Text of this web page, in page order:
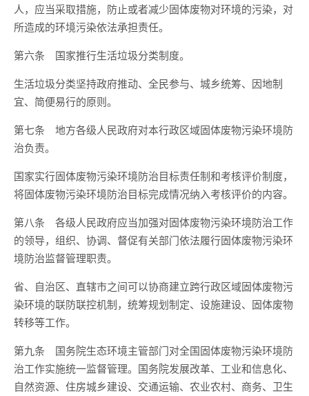
人，应当采取措施，防止或者减少固体废物对环境的污染，对
所造成的环境污染依法承担责任。
第六条 国家推行生活垃圾分类制度。
生活垃圾分类坚持政府推动、全民参与、城乡统筹、因地制
宜、简便易行的原则。
第七条 地方各级人民政府对本行政区域固体废物污染环境防
治负责。
国家实行固体废物污染环境防治目标责任制和考核评价制度，
将固体废物污染环境防治目标完成情况纳入考核评价的内容。
第八条 各级人民政府应当加强对固体废物污染环境防治工作
的领导，组织、协调、督促有关部门依法履行固体废物污染环
境防治监督管理职责。
省、自治区、直辖市之间可以协商建立跨行政区域固体废物污
染环境的联防联控机制，统筹规划制定、设施建设、固体废物
转移等工作。
第九条 国务院生态环境主管部门对全国固体废物污染环境防
治工作实施统一监督管理。国务院发展改革、工业和信息化、
自然资源、住房城乡建设、交通运输、农业农村、商务、卫生